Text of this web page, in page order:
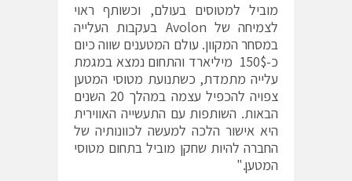
מוביל למטוסים בעולם, וכשותף ראוי
לצמיחה של Avolon בעקבות העלייה
במסחר המקוון. עולם המטענים שווה כיום
כ-150$ מיליארד והתחום נמצא במגמת
עלייה מתמדת, כשתנועת מטוסי המטען
צפויה להכפיל עצמה במהלך 20 השנים
הבאות. השותפות עם התעשייה האווירית
היא אישור הלכה למעשה לכוונותיה של
החברה להיות שחקן מוביל בתחום מטוסי
המטען."